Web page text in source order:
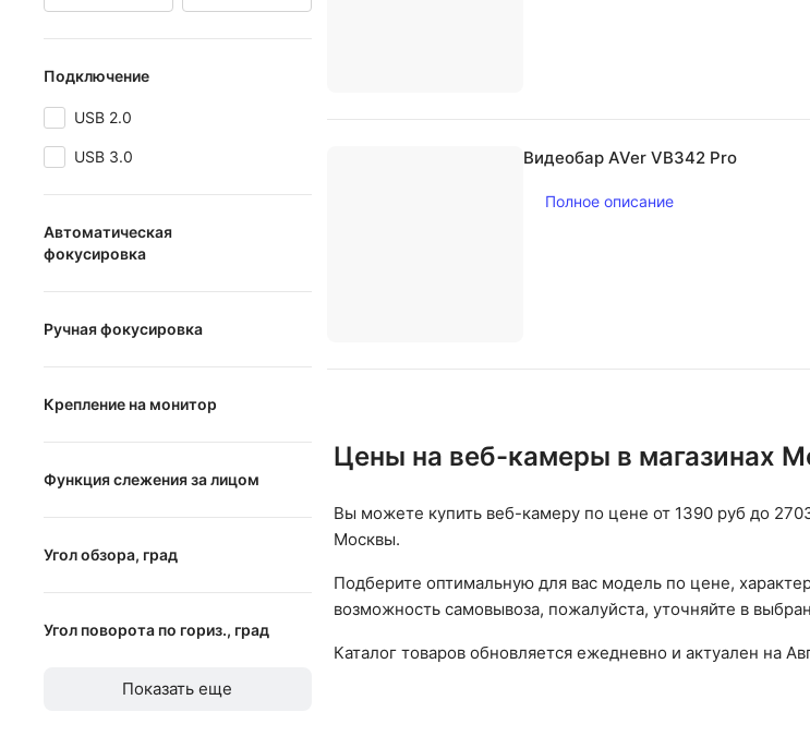
Подключение
USB 2.0
USB 3.0
Автоматическая
фокусировка
Автоматическая фокусировка
Ручная фокусировка
Ручная фокусировка
Крепление на монитор
Крепление на монитор
Функция слежения за лицом
Функция слежения за лицом
Угол обзора, град
Угол поворота по гориз., град
до
Показать еще
Видеобар AVer VB342 Pro
Полное описание
Цены на веб-камеры в магазинах
Вы можете купить веб-камеру по цене от 1390 руб до
Москвы.
Подберите оптимальную для вас модель по цене,
возможность самовывоза, пожалуйста, уточняйте в
Каталог товаров обновляется ежедневно и актуален на